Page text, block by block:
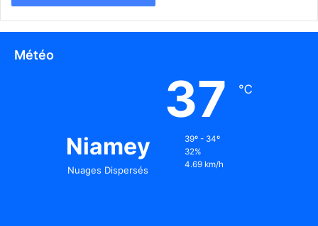
Météo
Niamey
Nuages Dispersés
37 ℃
39º - 34º
32%
4.69 km/h